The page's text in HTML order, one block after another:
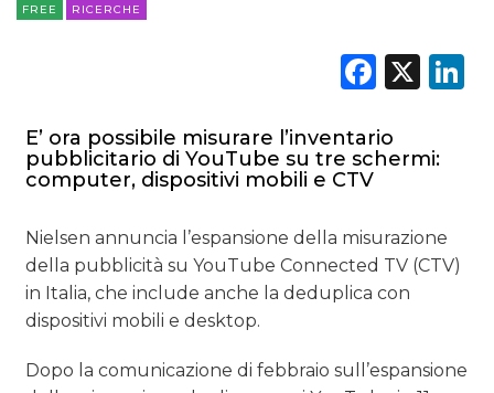
PREVISIONI/SCENARI
CASE HISTORY
FREE RICERCHE
X
E’ ora possibile misurare l’inventario
pubblicitario di YouTube su tre schermi:
computer, dispositivi mobili e CTV
Nielsen annuncia l’espansione della misurazione
della pubblicità su YouTube Connected TV (CTV)
in Italia, che include anche la deduplica con
dispositivi mobili e desktop.
Dopo la comunicazione di febbraio sull’espansione